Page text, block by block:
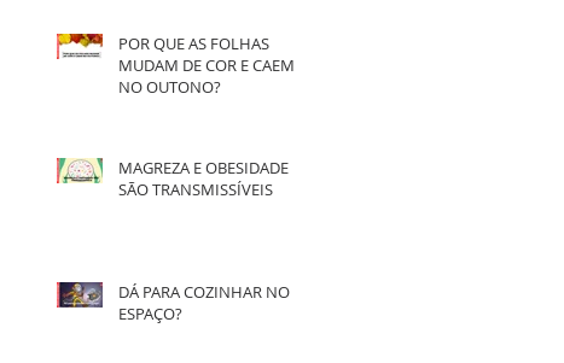
POR QUE AS FOLHAS
MUDAM DE COR E CAEM
NO OUTONO?
MAGREZA E OBESIDADE
SÃO TRANSMISSÍVEIS
DÁ PARA COZINHAR NO
ESPAÇO?